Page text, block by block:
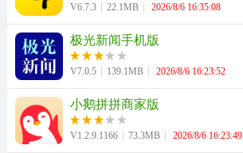
V6.7.3 22.1MB 2026/8/6 16:35:08
极光新闻手机版
V7.0.5 139.1MB 2026/8/6 16:23:52
小鹅拼拼商家版
V1.2.9.1166 73.3MB 2026/8/6 16:23:49